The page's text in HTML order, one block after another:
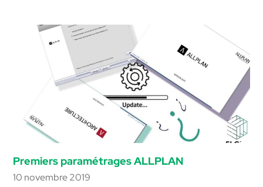
Premiers paramétrages ALLPLAN
10 novembre 2019